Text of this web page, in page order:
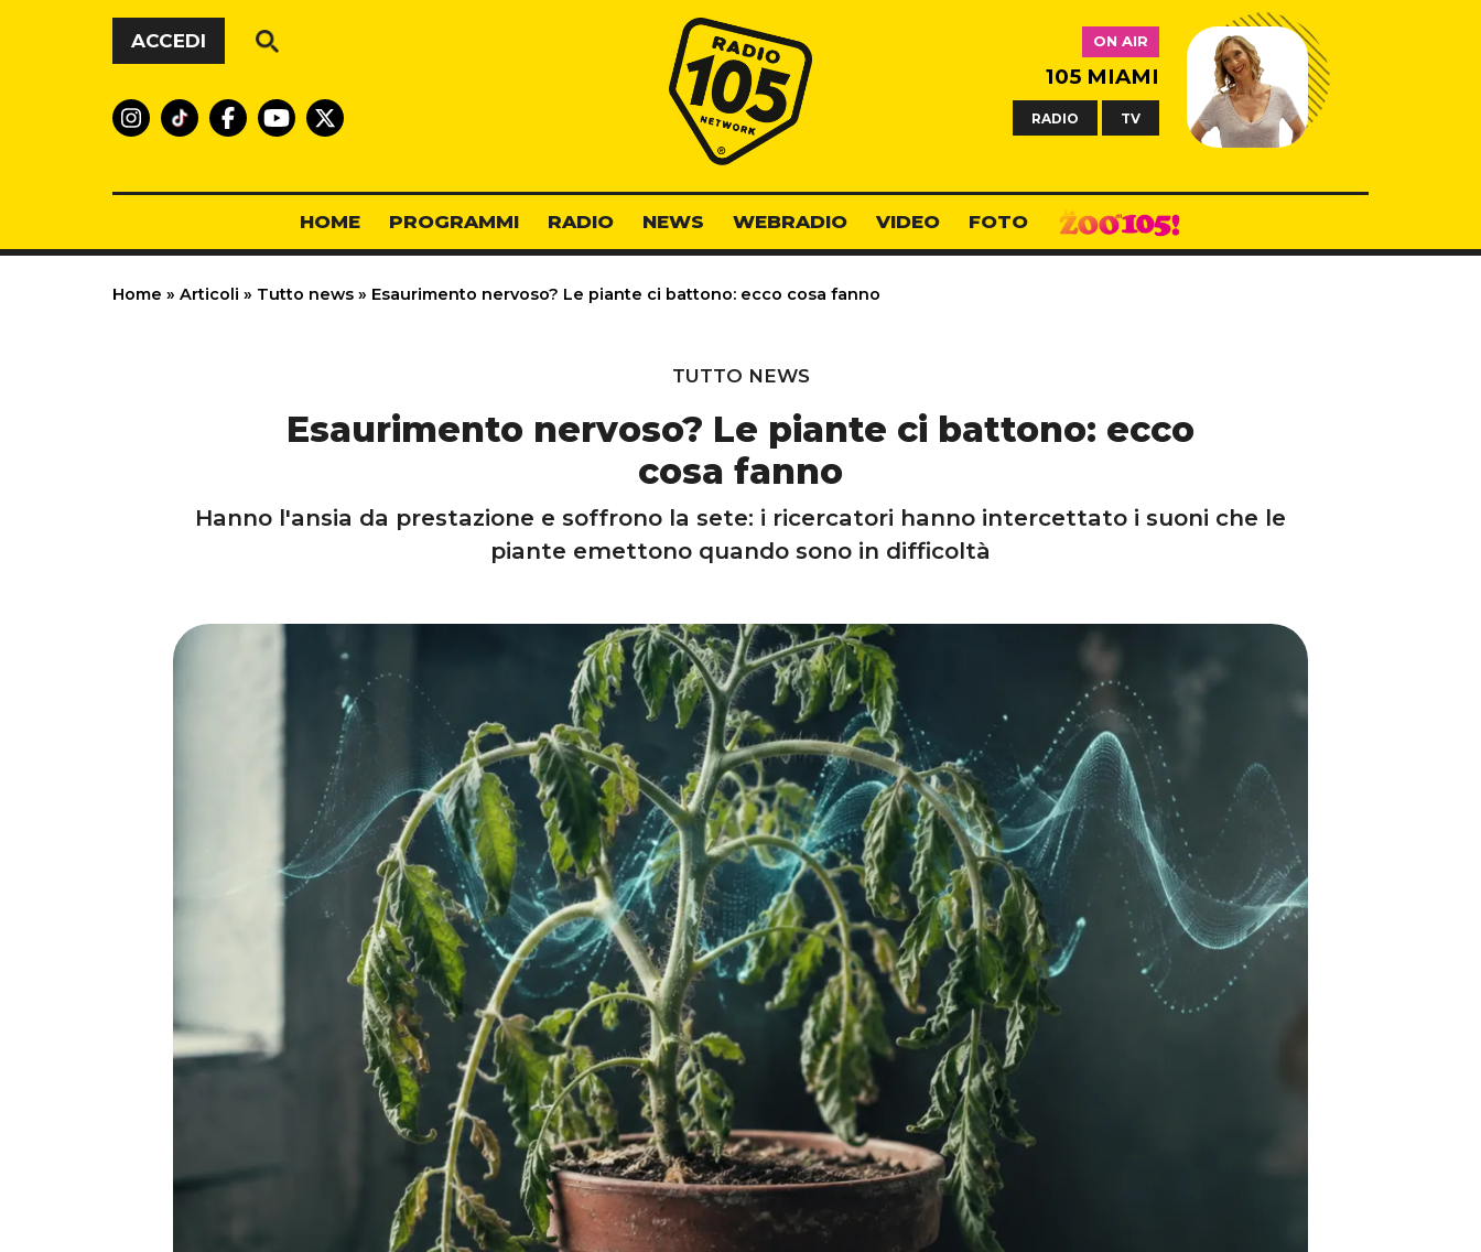
Vai al contenuto
ACCEDI
Radio 105
ON AIR
105 MIAMI
RADIO TV
HOME PROGRAMMI RADIO NEWS WEBRADIO VIDEO FOTO
Home » Articoli » Tutto news » Esaurimento nervoso? Le piante ci battono: ecco cosa fanno
TUTTO NEWS
Esaurimento nervoso? Le piante ci battono: ecco
cosa fanno
Hanno l'ansia da prestazione e soffrono la sete: i ricercatori hanno intercettato i suoni che le
piante emettono quando sono in difficoltà